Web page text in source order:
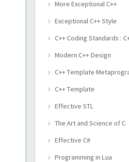
More Exceptional C++
Exceptional C++ Style
C++ Coding Standards :
Modern C++ Design
C++ Template
C++ Template
Effective STL
The Art and Science of C
Effective C#
Programming in Lua